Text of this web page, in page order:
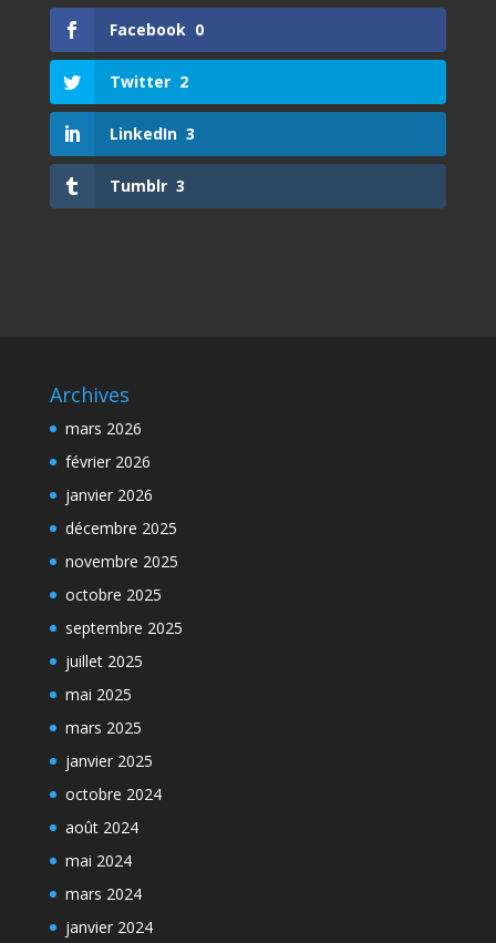
Facebook 0
Twitter 2
LinkedIn 3
Tumblr 3
Archives
mars 2026
février 2026
janvier 2026
décembre 2025
novembre 2025
octobre 2025
septembre 2025
juillet 2025
mai 2025
mars 2025
janvier 2025
octobre 2024
août 2024
mai 2024
mars 2024
janvier 2024